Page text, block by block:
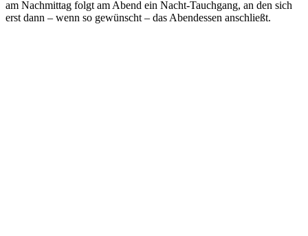
am Nachmittag folgt am Abend ein Nacht-Tauchgang, an den sich
erst dann – wenn so gewünscht – das Abendessen anschließt.